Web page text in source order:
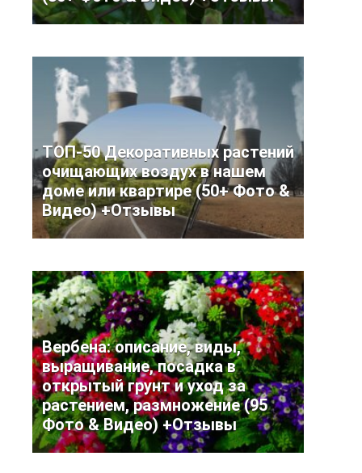
ТОП-50 Декоративных растений
очищающих воздух в нашем
доме или квартире (50+ Фото &
Видео) +Отзывы
Вербена: описание, виды,
выращивание, посадка в
открытый грунт и уход за
растением, размножение (95
Фото & Видео) +Отзывы